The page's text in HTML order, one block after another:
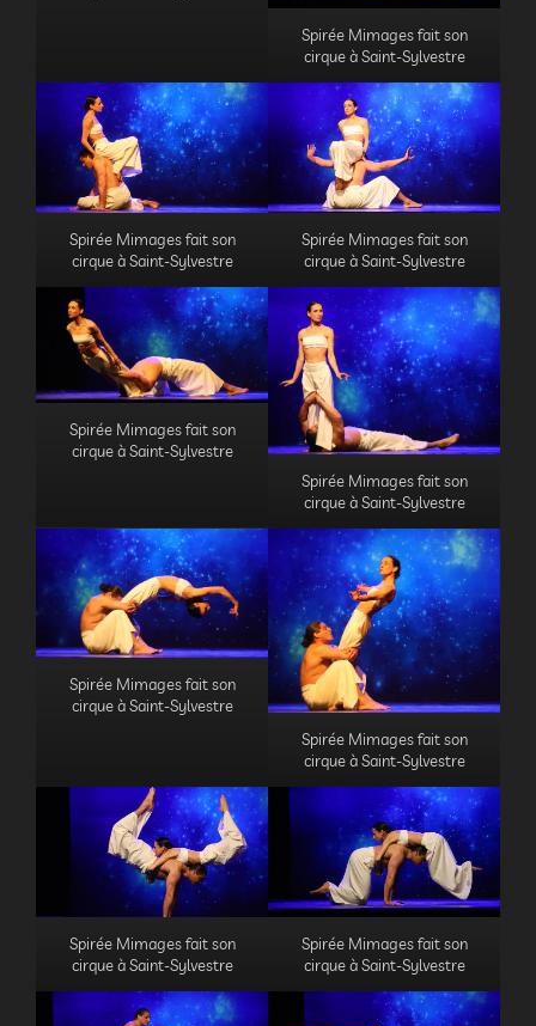
Spirée Mimages fait son
cirque à Saint-Sylvestre
Spirée Mimages fait son
cirque à Saint-Sylvestre
Spirée Mimages fait son
cirque à Saint-Sylvestre
Spirée Mimages fait son
cirque à Saint-Sylvestre
Spirée Mimages fait son
cirque à Saint-Sylvestre
Spirée Mimages fait son
cirque à Saint-Sylvestre
Spirée Mimages fait son
cirque à Saint-Sylvestre
Spirée Mimages fait son
cirque à Saint-Sylvestre
Spirée Mimages fait son
cirque à Saint-Sylvestre